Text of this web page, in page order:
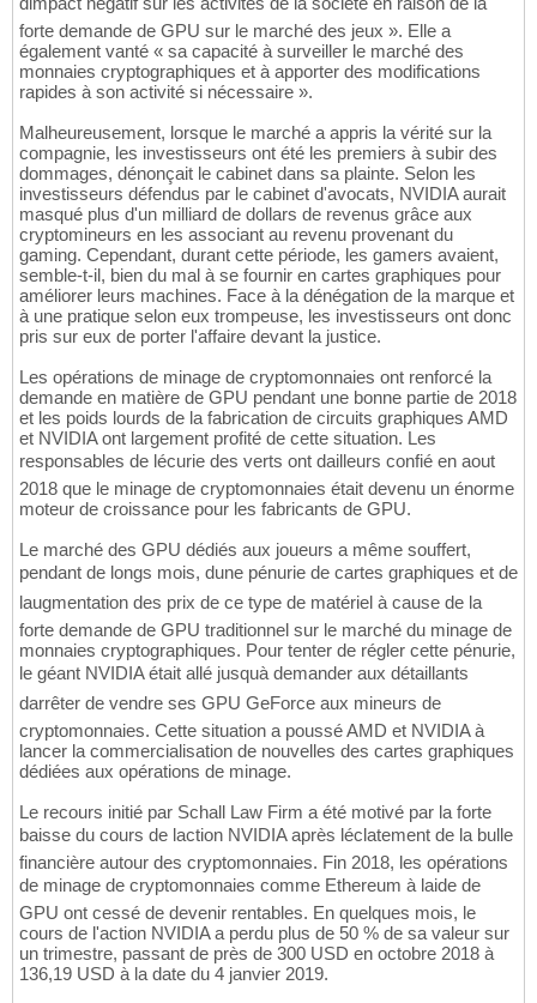
forte demande de GPU sur le marché des jeux ». Elle a
également vanté « sa capacité à surveiller le marché des
monnaies cryptographiques et à apporter des modifications
rapides à son activité si nécessaire ».
Malheureusement, lorsque le marché a appris la vérité sur la
compagnie, les investisseurs ont été les premiers à subir des
dommages, dénonçait le cabinet dans sa plainte. Selon les
investisseurs défendus par le cabinet d'avocats, NVIDIA aurait
masqué plus d'un milliard de dollars de revenus grâce aux
cryptomineurs en les associant au revenu provenant du
gaming. Cependant, durant cette période, les gamers avaient,
semble-t-il, bien du mal à se fournir en cartes graphiques pour
améliorer leurs machines. Face à la dénégation de la marque et
à une pratique selon eux trompeuse, les investisseurs ont donc
pris sur eux de porter l'affaire devant la justice.
Les opérations de minage de cryptomonnaies ont renforcé la
demande en matière de GPU pendant une bonne partie de 2018
et les poids lourds de la fabrication de circuits graphiques AMD
et NVIDIA ont largement profité de cette situation. Les
responsables de lécurie des verts ont dailleurs confié en aout
2018 que le minage de cryptomonnaies était devenu un énorme
moteur de croissance pour les fabricants de GPU.
Le marché des GPU dédiés aux joueurs a même souffert,
pendant de longs mois, dune pénurie de cartes graphiques et de
laugmentation des prix de ce type de matériel à cause de la
forte demande de GPU traditionnel sur le marché du minage de
monnaies cryptographiques. Pour tenter de régler cette pénurie,
le géant NVIDIA était allé jusquà demander aux détaillants
darrêter de vendre ses GPU GeForce aux mineurs de
cryptomonnaies. Cette situation a poussé AMD et NVIDIA à
lancer la commercialisation de nouvelles des cartes graphiques
dédiées aux opérations de minage.
Le recours initié par Schall Law Firm a été motivé par la forte
baisse du cours de laction NVIDIA après léclatement de la bulle
financière autour des cryptomonnaies. Fin 2018, les opérations
de minage de cryptomonnaies comme Ethereum à laide de
GPU ont cessé de devenir rentables. En quelques mois, le
cours de l'action NVIDIA a perdu plus de 50 % de sa valeur sur
un trimestre, passant de près de 300 USD en octobre 2018 à
136,19 USD à la date du 4 janvier 2019.